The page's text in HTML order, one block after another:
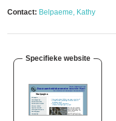
Contact: Belpaeme, Kathy
Specifieke website